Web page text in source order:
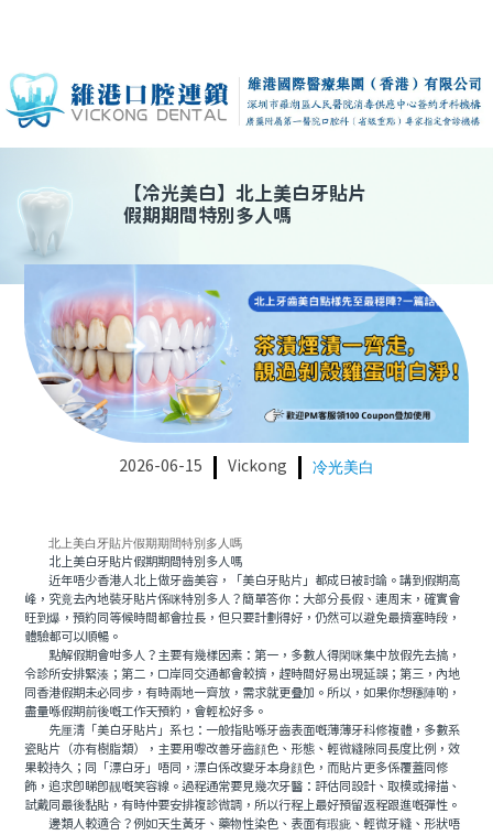
【冷光美白】 北上美白牙貼片
假期期間特別多人嗎
2026-06-15 Vickong 冷光美白
北上美白牙貼片假期期間特別多人嗎
北上美白牙貼片假期期間特別多人嗎
近年唔少香港人北上做牙齒美容，「美白牙貼片」都成日被討論。講到假期高
峰，究竟去內地裝牙貼片係咪特別多人？簡單答你：大部分長假、連周末，確實會
旺到爆，預約同等候時間都會拉長，但只要計劃得好，仍然可以避免最擠塞時段，
體驗都可以順暢。
點解假期會咁多人？主要有幾樣因素：第一，多數人得閑咪集中放假先去搞，
令診所安排緊湊；第二，口岸同交通都會較擠，趕時間好易出現延誤；第三，內地
同香港假期未必同步，有時兩地一齊放，需求就更疊加。所以，如果你想穩陣啲，
盡量喺假期前後嘅工作天預約，會輕松好多。
先厘清「美白牙貼片」系乜：一般指貼喺牙齒表面嘅薄薄牙科修複體，多數系
瓷貼片（亦有樹脂類），主要用嚟改善牙齒顔色、形態、輕微縫隙同長度比例，效
果較持久；同「漂白牙」唔同，漂白係改變牙本身顔色，而貼片更多係覆蓋同修
飾，追求即睇即靓嘅笑容線。過程通常要見幾次牙醫：評估同設計、取模或掃描、
試戴同最後黏貼，有時仲要安排複診微調，所以行程上最好預留返程跟進嘅彈性。
邊類人較適合？例如天生黃牙、藥物性染色、表面有瑕疵、輕微牙縫、形狀唔